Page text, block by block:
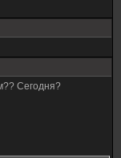
Сегодня?